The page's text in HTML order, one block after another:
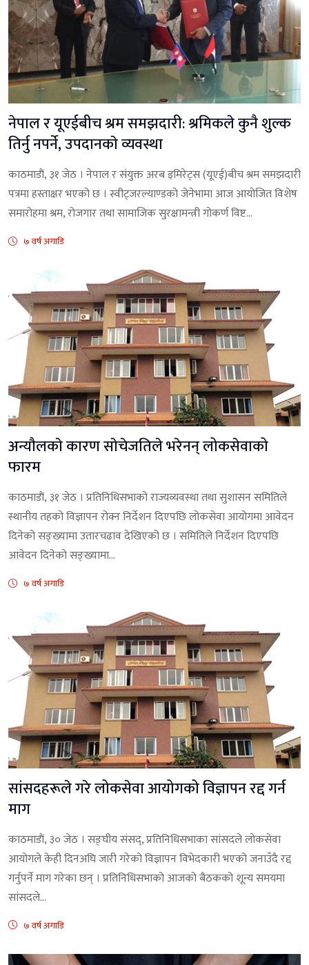
नेपाल र यूएईबीच श्रम समझदारी: श्रमिकले कुनै शुल्क
तिर्नु नपर्ने, उपदानकाे व्यवस्था
काठमाडाैं, ३१ जेठ । नेपाल र संयुक्त अरब इमिरेट्स (यूएई)बीच श्रम समझदारी
पत्रमा हस्ताक्षर भएको छ । स्वीट्जरल्याण्डको जेनेभामा आज आयोजित विशेष
समारोहमा श्रम, रोजगार तथा सामाजिक सुरक्षामन्त्री गोकर्ण विष्ट...
७ वर्ष अगाडि
अन्याैलकाे कारण साेचेजतिले भरेनन् लोकसेवाको
फारम
काठमाडाैं, ३१ जेठ । प्रतिनिधिसभाको राज्यव्यवस्था तथा सुशासन समितिले
स्थानीय तहको विज्ञापन रोक्न निर्देशन दिएपछि लोकसेवा आयोगमा आवेदन
दिनेको सङ्ख्यामा उतारचढाव देखिएको छ । समितिले निर्देशन दिएपछि
आवेदन दिनेको सङ्ख्यामा...
७ वर्ष अगाडि
सांसदहरूले गरे लोकसेवा आयोगको विज्ञापन रद्द गर्न
माग
काठमाडाैं, ३० जेठ । सङ्घीय संसद्, प्रतिनिधिसभाका सांसदले लोकसेवा
आयोगले केही दिनअघि जारी गरेको विज्ञापन विभेदकारी भएको जनाउँदै रद्द
गर्नुपर्ने माग गरेका छन् । प्रतिनिधिसभाको आजको बैठकको शून्य समयमा
सांसदले...
७ वर्ष अगाडि